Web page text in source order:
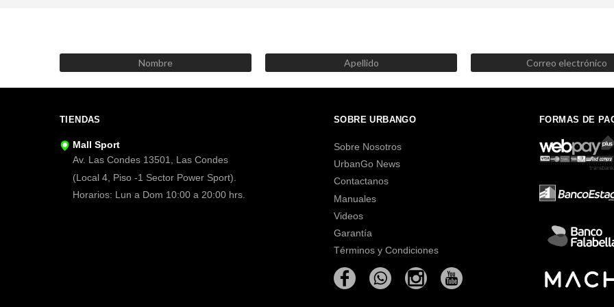
TIENDAS
Mall Sport
Av. Las Condes 13501, Las Condes
(Local 4, Piso -1 Sector Power Sport).
Horarios: Lun a Dom 10:00 a 20:00 hrs.
SOBRE URBANGO
Sobre Nosotros
UrbanGo News
Contactanos
Manuales
Videos
Garantía
Términos y Condiciones
FORMAS DE